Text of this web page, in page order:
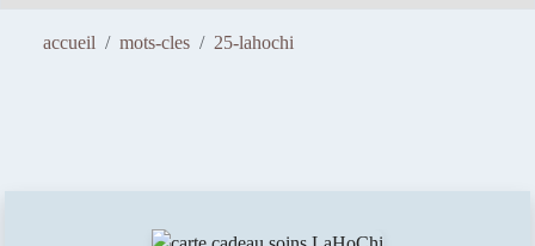
FLORENCE BARRIER
accueil mots-cles 25-lahochi